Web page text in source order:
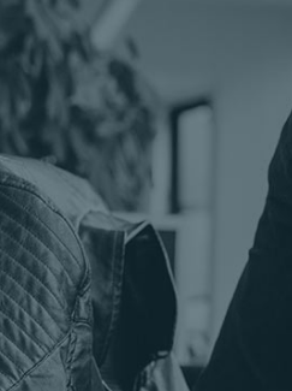
Partner, Microsoft Gold